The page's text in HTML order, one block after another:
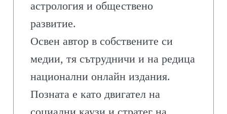
астрология и обществено
развитие.
Освен автор в собствените си
медии, тя сътрудничи и на редица
национални онлайн издания.
Позната е като двигател на